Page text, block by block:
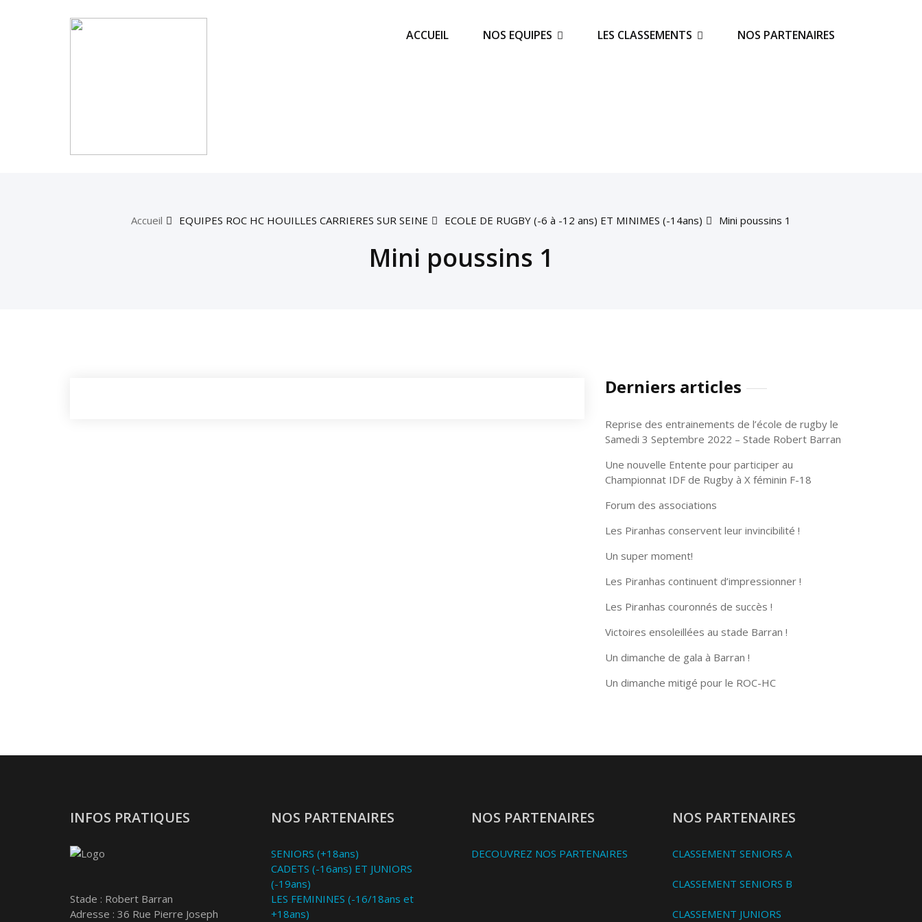
ACCUEIL NOS EQUIPES LES CLASSEMENTS NOS PARTENAIRES
Accueil EQUIPES ROC HC HOUILLES CARRIERES SUR SEINE ECOLE DE RUGBY (-6 à -12 ans) ET MINIMES (-14ans) Mini poussins 1
Mini poussins 1
Derniers articles
Reprise des entrainements de l’école de rugby le
Samedi 3 Septembre 2022 – Stade Robert Barran
Une nouvelle Entente pour participer au
Championnat IDF de Rugby à X féminin F-18
Forum des associations
Les Piranhas conservent leur invincibilité !
Un super moment!
Les Piranhas continuent d’impressionner !
Les Piranhas couronnés de succès !
Victoires ensoleillées au stade Barran !
Un dimanche de gala à Barran !
Un dimanche mitigé pour le ROC-HC
INFOS PRATIQUES
Stade : Robert Barran
Adresse : 36 Rue Pierre Joseph
NOS PARTENAIRES
SENIORS (+18ans)
CADETS (-16ans) ET JUNIORS
(-19ans)
LES FEMININES (-16/18ans et
+18ans)
NOS PARTENAIRES
DECOUVREZ NOS PARTENAIRES
NOS PARTENAIRES
CLASSEMENT SENIORS A
CLASSEMENT SENIORS B
CLASSEMENT JUNIORS